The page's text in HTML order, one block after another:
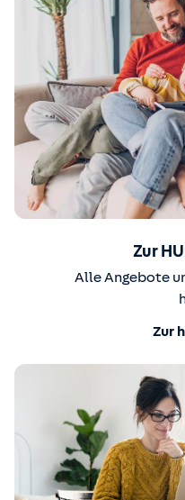
Zur
Alle Angebote
Zur